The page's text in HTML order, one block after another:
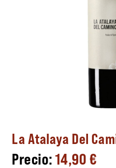
La Atalaya Del
14,90€